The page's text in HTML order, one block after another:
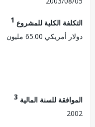
الكلية للمشروع1
65.00 مليون
للسنة المالية3